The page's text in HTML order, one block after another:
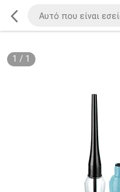
1 / 1